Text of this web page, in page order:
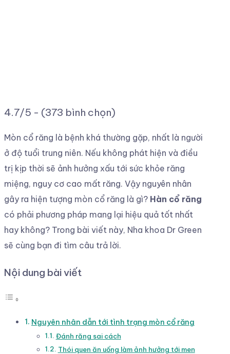
4.7/5 - (373 bình chọn)
Mòn cổ răng là bệnh khá thường gặp, nhất là người
ở độ tuổi trung niên. Nếu không phát hiện và điều
trị kịp thời sẽ ảnh hưởng xấu tới sức khỏe răng
miệng, nguy cơ cao mất răng. Vậy nguyên nhân
gây ra hiện tượng mòn cổ răng là gì? Hàn cổ răng
có phải phương pháp mang lại hiệu quả tốt nhất
hay không? Trong bài viết này, Nha khoa Dr Green
sẽ cùng bạn đi tìm câu trả lời.
Nội dung bài viết
Nguyên nhân dẫn tới tình trạng mòn cổ răng
Đánh răng sai cách
Thói quen ăn uống làm ảnh hưởng tới men